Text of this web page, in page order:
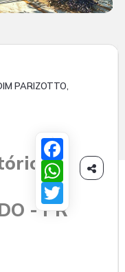
PARIZOTTO,
à
- PR

WhatsApp